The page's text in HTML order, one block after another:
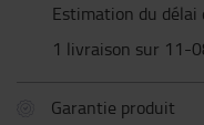
Estimation du délai
1 livraison sur 11-
Garantie produit